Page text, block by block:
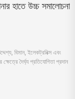
হাতে উচ্চ সমালোচনা
বিমান, ইলেকট্রনিক্স এবং
দৈর্ঘ্য প্রতিযোগিতা প্রদান